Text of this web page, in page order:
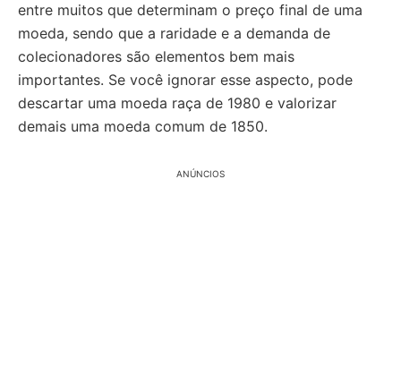
entre muitos que determinam o preço final de uma
moeda, sendo que a raridade e a demanda de
colecionadores são elementos bem mais
importantes. Se você ignorar esse aspecto, pode
descartar uma moeda raça de 1980 e valorizar
demais uma moeda comum de 1850.
ANÚNCIOS